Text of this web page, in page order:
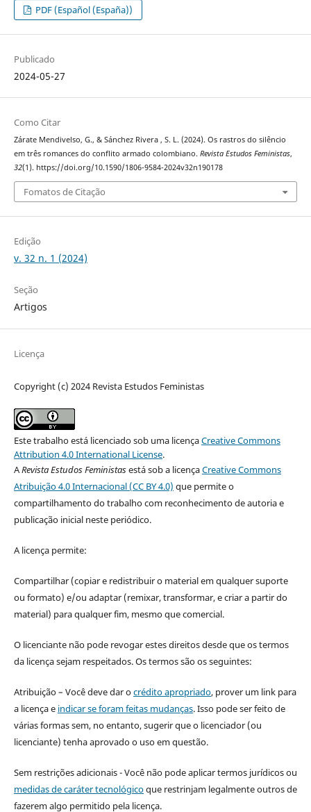
PDF (Español (España))
Publicado
2024-05-27
Como Citar
Zárate Mendivelso, G., & Sánchez Rivera , S. L. (2024). Os rastros do silêncio
em três romances do conflito armado colombiano. Revista Estudos Feministas,
32(1). https://doi.org/10.1590/1806-9584-2024v32n190178
Fomatos de Citação
Edição
v. 32 n. 1 (2024)
Seção
Artigos
Licença
Copyright (c) 2024 Revista Estudos Feministas
Este trabalho está licenciado sob uma licençaCreative Commons
Attribution 4.0 International License.
ARevista Estudos Feministasestá sob a licençaCreative Commons
Atribuição 4.0 Internacional (CC BY 4.0) que permite o
compartilhamento do trabalho com reconhecimento de autoria e
publicação inicial neste periódico.
A licença permite:
Compartilhar (copiar e redistribuir o material em qualquer suporte
ou formato) e/ou adaptar (remixar, transformar, e criar a partir do
material) para qualquer fim, mesmo que comercial.
O licenciante não pode revogar estes direitos desde que os termos
da licença sejam respeitados. Os termos são os seguintes:
Atribuição – Você deve dar ocrédito apropriado, prover um link para
a licença e indicar se foram feitas mudanças. Isso pode ser feito de
várias formas sem, no entanto, sugerir que o licenciador (ou
licenciante) tenha aprovado o uso em questão.
Sem restrições adicionais - Você não pode aplicar termos jurídicos ou
medidas de caráter tecnológicoque restrinjam legalmente outros de
fazerem algo permitido pela licença.